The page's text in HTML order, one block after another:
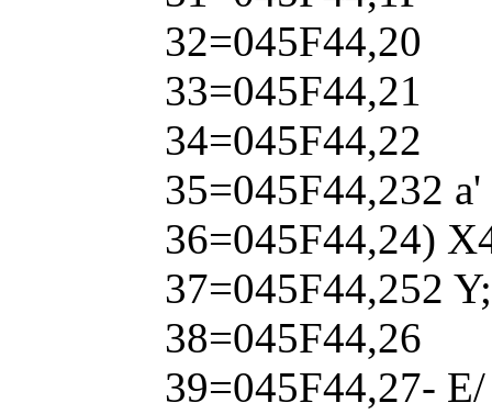
32=045F44,20
33=045F44,21
34=045F44,22
35=045F44,232
36=045F44,24)
37=045F44,252
38=045F44,26
39=045F44,27-